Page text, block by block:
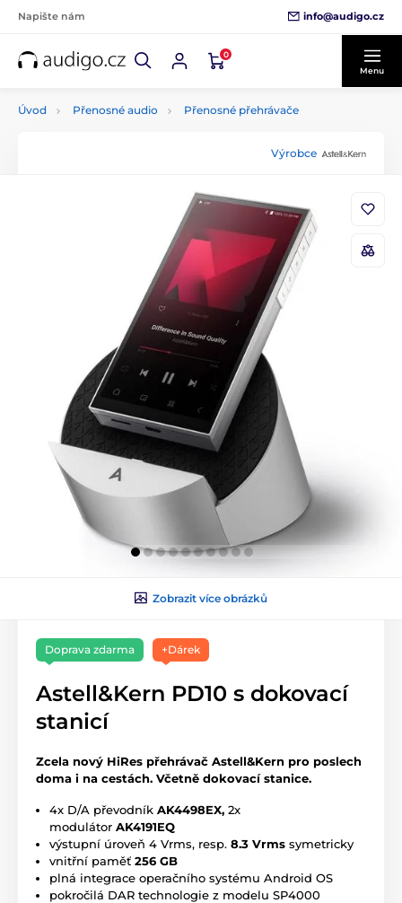
Napište nám info@audigo.cz
0
Menu
Úvod Přenosné audio Přenosné přehrávače
Výrobce
Zobrazit více obrázků
Doprava zdarma +Dárek
Astell&Kern PD10 s dokovací
stanicí
Zcela nový HiRes přehrávač Astell&Kern pro poslech
doma i na cestách. Včetně dokovací stanice.
4x D/A převodník AK4498EX, 2x
modulátor AK4191EQ
výstupní úroveň 4 Vrms, resp. 8.3 Vrms symetricky
vnitřní paměť 256 GB
plná integrace operačního systému Android OS
pokročilá DAR technologie z modelu SP4000